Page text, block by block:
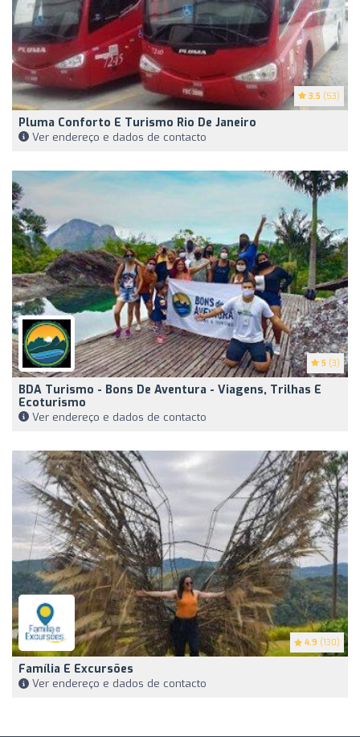
3.5 (53)
Pluma Conforto E Turismo Rio De Janeiro
Ver endereço e dados de contacto
5 (3)
BDA Turismo - Bons De Aventura - Viagens, Trilhas E
Ecoturismo
Ver endereço e dados de contacto
4.9 (130)
Família E Excursões
Ver endereço e dados de contacto